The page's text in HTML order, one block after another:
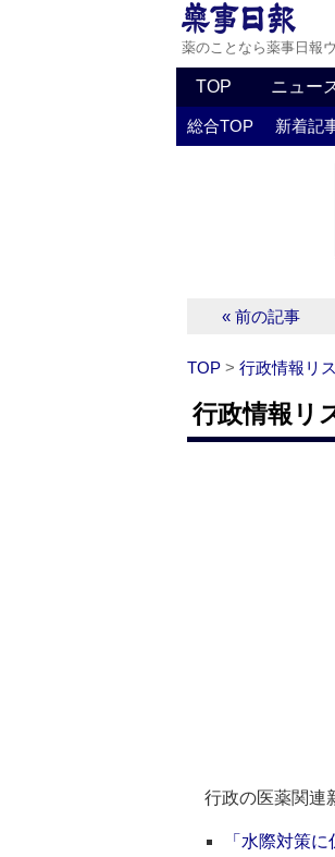
薬のことなら薬事日報
TOP ニュー
総合TOP 新着記
« 前の記事
TOP > 行政情報リ
行政情報リ
行政の医薬関連
「水際対策